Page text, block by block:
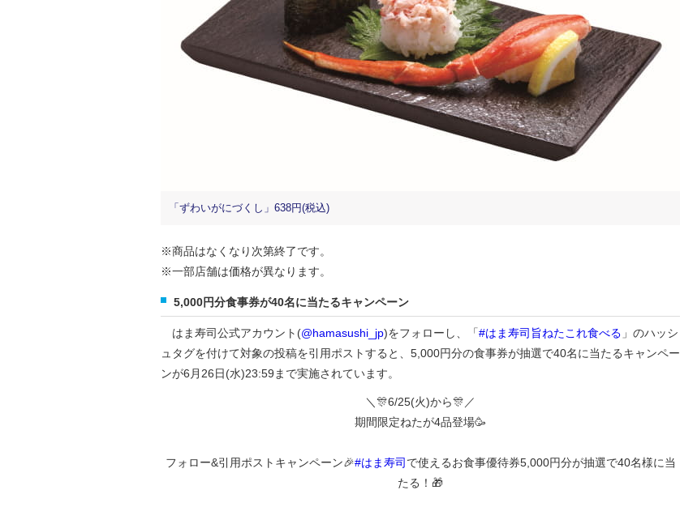
「ずわいがにづくし」638円(税込)
※商品はなくなり次第終了です。
※一部店舗は価格が異なります。
5,000円分食事券が40名に当たるキャンペーン
はま寿司公式アカウント(@hamasushi_jp)をフォローし、「#はま寿司旨ねたこれ食べる 」のハッシ
ュタグを付けて対象の投稿を引用ポストすると、5,000円分の食事券が抽選で40名に当たるキャンペー
ンが6月26日(水)23:59まで実施されています。
＼🎊6/25(火)から🎊／
期間限定ねたが4品登場🥳
フォロー&引用ポストキャンペーン🎉#はま寿司 で使えるお食事優待券5,000円分が抽選で40名様に当
たる！🎁